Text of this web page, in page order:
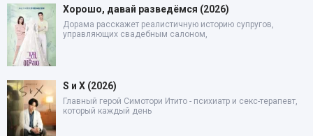
Хорошо, давай разведёмся (2026)
Дорама расскажет реалистичную историю супругов,
управляющих свадебным салоном,
S и X (2026)
Главный герой Симотори Итито - психиатр и секс-терапевт,
который каждый день